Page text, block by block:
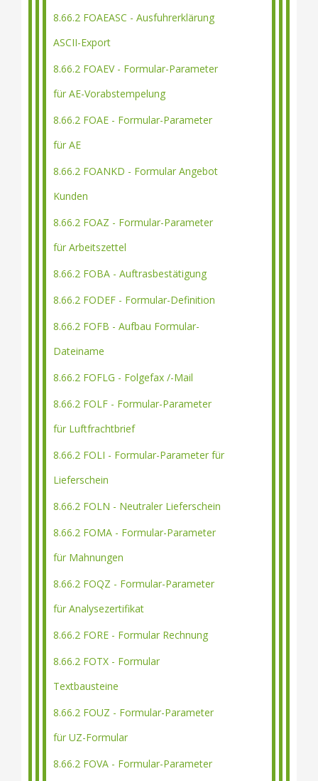
8.66.2 FOAEASC - Ausfuhrerklärung
ASCII-Export
8.66.2 FOAEV - Formular-Parameter
für AE-Vorabstempelung
8.66.2 FOAE - Formular-Parameter
für AE
8.66.2 FOANKD - Formular Angebot
Kunden
8.66.2 FOAZ - Formular-Parameter
für Arbeitszettel
8.66.2 FOBA - Auftrasbestätigung
8.66.2 FODEF - Formular-Definition
8.66.2 FOFB - Aufbau Formular-
Dateiname
8.66.2 FOFLG - Folgefax /-Mail
8.66.2 FOLF - Formular-Parameter
für Luftfrachtbrief
8.66.2 FOLI - Formular-Parameter für
Lieferschein
8.66.2 FOLN - Neutraler Lieferschein
8.66.2 FOMA - Formular-Parameter
für Mahnungen
8.66.2 FOQZ - Formular-Parameter
für Analysezertifikat
8.66.2 FORE - Formular Rechnung
8.66.2 FOTX - Formular
Textbausteine
8.66.2 FOUZ - Formular-Parameter
für UZ-Formular
8.66.2 FOVA - Formular-Parameter